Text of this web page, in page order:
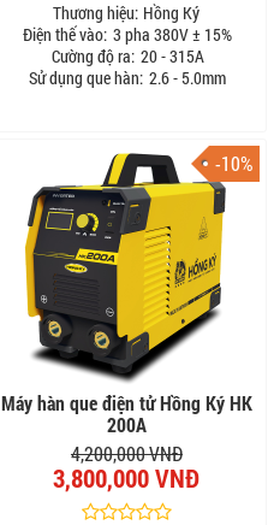
Thương hiệu: Hồng Ký
Điện thế vào: 3 pha 380V ± 15%
Cường độ ra: 20 - 315A
Sử dụng que hàn: 2.6 - 5.0mm
-10%
Máy hàn que điện tử Hồng Ký HK
200A
4,200,000 VNĐ
3,800,000 VNĐ